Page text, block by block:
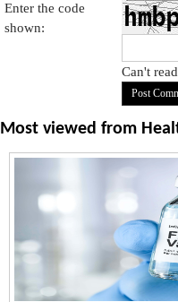
Enter the code
shown:
Can't
Most viewed from